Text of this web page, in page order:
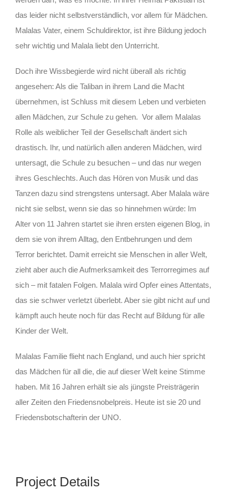
das leider nicht selbstverständlich, vor allem für Mädchen.
Malalas Vater, einem Schuldirektor, ist ihre Bildung jedoch
sehr wichtig und Malala liebt den Unterricht.
Doch ihre Wissbegierde wird nicht überall als richtig
angesehen: Als die Taliban in ihrem Land die Macht
übernehmen, ist Schluss mit diesem Leben und verbieten
allen Mädchen, zur Schule zu gehen. Vor allem Malalas
Rolle als weiblicher Teil der Gesellschaft ändert sich
drastisch. Ihr, und natürlich allen anderen Mädchen, wird
untersagt, die Schule zu besuchen – und das nur wegen
ihres Geschlechts. Auch das Hören von Musik und das
Tanzen dazu sind strengstens untersagt. Aber Malala wäre
nicht sie selbst, wenn sie das so hinnehmen würde: Im
Alter von 11 Jahren startet sie ihren ersten eigenen Blog, in
dem sie von ihrem Alltag, den Entbehrungen und dem
Terror berichtet. Damit erreicht sie Menschen in aller Welt,
zieht aber auch die Aufmerksamkeit des Terrorregimes auf
sich – mit fatalen Folgen. Malala wird Opfer eines Attentats,
das sie schwer verletzt überlebt. Aber sie gibt nicht auf und
kämpft auch heute noch für das Recht auf Bildung für alle
Kinder der Welt.
Malalas Familie flieht nach England, und auch hier spricht
das Mädchen für all die, die auf dieser Welt keine Stimme
haben. Mit 16 Jahren erhält sie als jüngste Preisträgerin
aller Zeiten den Friedensnobelpreis. Heute ist sie 20 und
Friedensbotschafterin der UNO.
Project Details